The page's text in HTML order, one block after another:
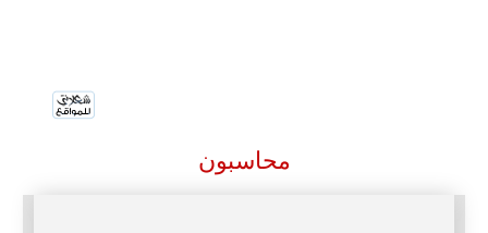
محاسبون